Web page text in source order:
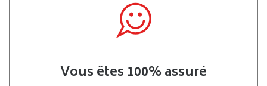
réellement nécessaire, ce qui rend possible un
déménagement pas cher à Meyzieu
Cette organisation, combinant une logistique avancée et un